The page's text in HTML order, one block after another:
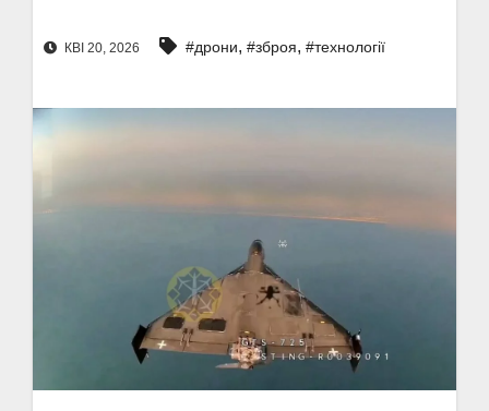
КВІ 20, 2026 #дрони, #зброя, #технології